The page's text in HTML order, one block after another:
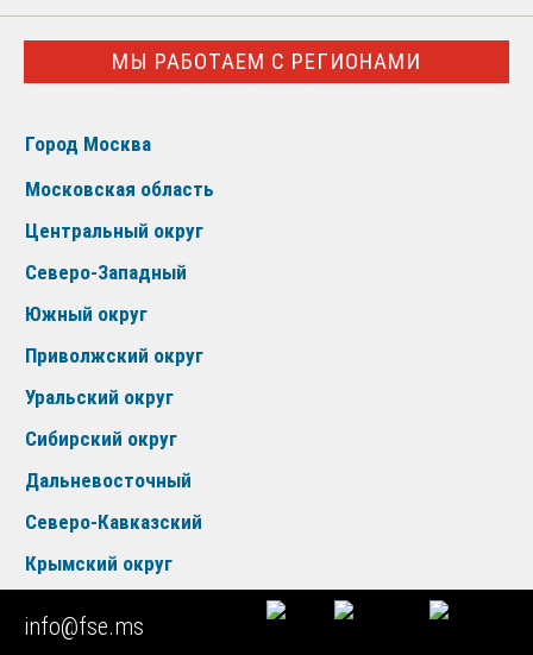
МЫ РАБОТАЕМ С РЕГИОНАМИ
Город Москва
Московская область
Центральный округ
Северо-Западный
Южный округ
Приволжский округ
Уральский округ
Сибирский округ
Дальневосточный
Северо-Кавказский
Крымский округ
info@fse.ms